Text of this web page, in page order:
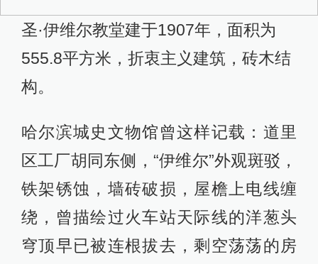
圣·伊维尔教堂建于1907年，面积为
555.8平方米，折衷主义建筑，砖木结
构。
哈尔滨城史文物馆曾这样记载：道里
区工厂胡同东侧，“伊维尔”外观斑驳，
铁架锈蚀，墙砖破损，屋檐上电线缠
绕，曾描绘过火车站天际线的洋葱头
穹顶早已被连根拔去，剩空荡荡的房